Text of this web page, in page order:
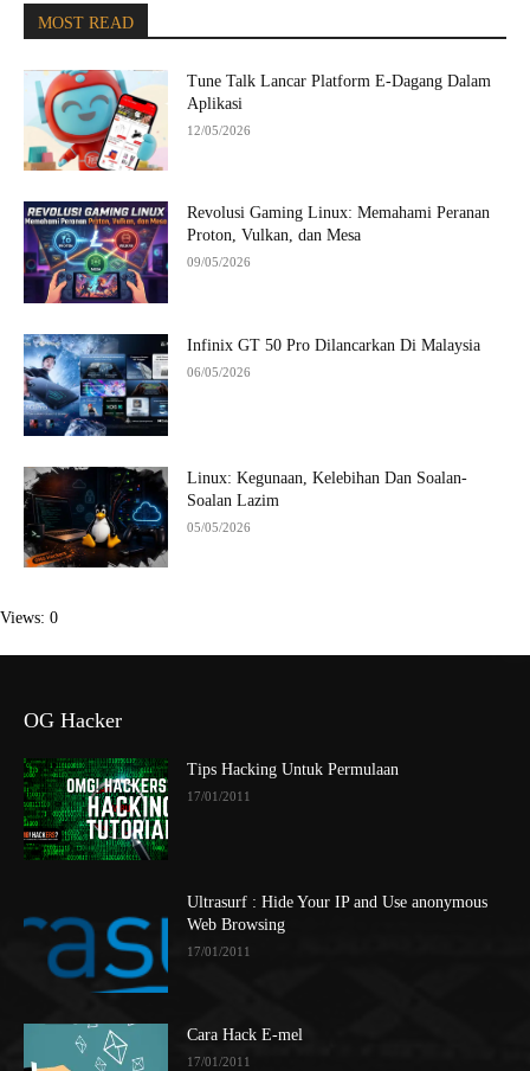
MOST READ
Tune Talk Lancar Platform E-Dagang Dalam
Aplikasi
12/05/2026
Revolusi Gaming Linux: Memahami Peranan
Proton, Vulkan, dan Mesa
09/05/2026
Infinix GT 50 Pro Dilancarkan Di Malaysia
06/05/2026
Linux: Kegunaan, Kelebihan Dan Soalan-
Soalan Lazim
05/05/2026
Views: 0
OG Hacker
Tips Hacking Untuk Permulaan
17/01/2011
Ultrasurf : Hide Your IP and Use anonymous
Web Browsing
17/01/2011
Cara Hack E-mel
17/01/2011